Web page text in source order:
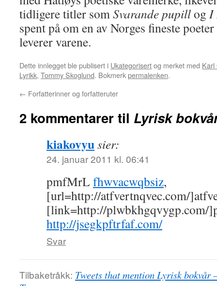
tidligere titler somSvarande pupillog I
spent på om en av Norges fineste
leverer varene.
Dette innlegget ble publisert i Ukategorisertog merket med Karl
Lyrikk, Tommy Skoglund. Bokmerkpermalenken.
← Forfatterinner og forfatteruter
2 kommentarer til Lyrisk
kiakovyusier:
24. januar 2011 kl. 06:41
pmfMrL fhwvacwqbsiz,
[url=http://atfvertnqvec.com/
[link=http://plwbkhgqvygp.com/
http://jsegkpftrfaf.com/
Svar
Tilbaketråkk: Tweets that mention Lyrisk bokvår